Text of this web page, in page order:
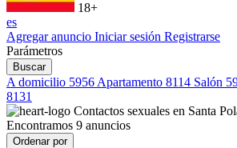
18+
es
Agregar anuncio Iniciar sesión Registrarse
Parámetros
Buscar
A domicilio 5956 Apartamento 8114 Salón
8131
Contactos sexuales en Santa
Encontramos 9 anuncios
Ordenar por